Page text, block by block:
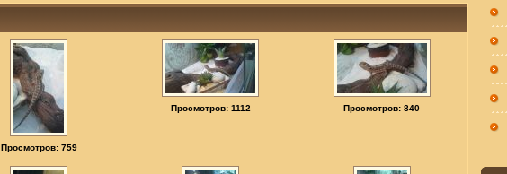
Просмотров: 759
Просмотров: 1112 Просмотров: 840